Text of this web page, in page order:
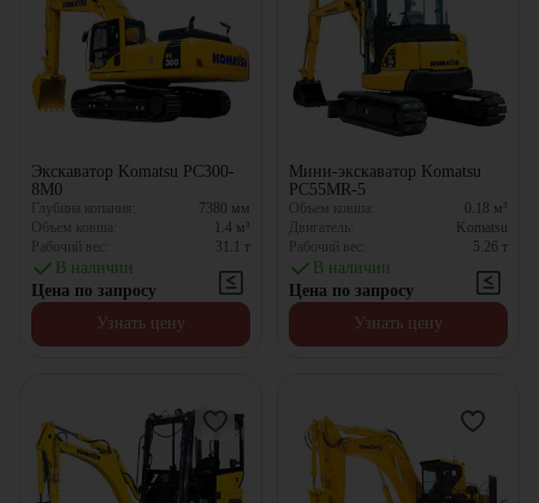
Экскаватор Komatsu PC300-
8M0
Глубина копания: 7380 мм
Объем ковша:
1.4 м³
Рабочий вес:
31.1 т
В наличии
Цена по запросу
Узнать цену
Мини-экскаватор Komatsu
PC55MR-5
Объем ковша: 0.18 м³
Двигатель:
Komatsu
Рабочий вес:
5.26 т
В наличии
Цена по запросу
Узнать цену